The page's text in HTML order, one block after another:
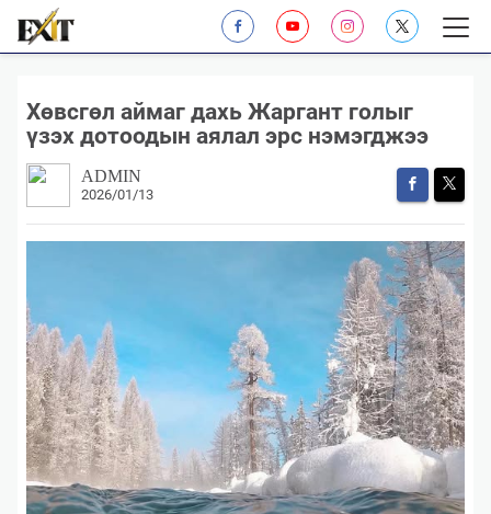
Хөвсгөл аймаг дахь Жаргант голыг
үзэх дотоодын аялал эрс нэмэгджээ
ADMIN
2026/01/13